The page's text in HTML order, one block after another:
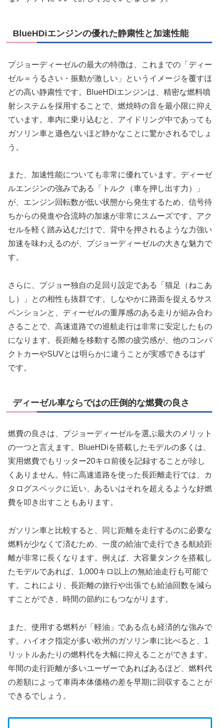
BlueHDiエンジンの優れた静粛性と加速性能
プジョーディーゼルの最大の特徴は、これまでの「ディー
ゼル＝うるさい・振動が激しい」というイメージを覆すほ
どの高い静粛性です。BlueHDiエンジンは、精密な燃料噴
射システムを採用することで、燃焼時の音を最小限に抑え
ています。車内に乗り込むと、アイドリング中であっても
ガソリン車と遜色ないほど静かなことに驚かされるでしょ
う。
また、加速性能についても非常に優れています。ディーゼ
ルエンジンの強みである「トルク（車を押し出す力）」
が、エンジン回転数が低い状態から発生するため、信号待
ちからの発進や合流時の加速が非常にスムーズです。アク
セルを軽く踏み込むだけで、背中を押されるような力強い
加速を味わえるのが、プジョーディーゼルの大きな魅力で
す。
さらに、プジョー独自の足回り設定である「猫足（ねこあ
し）」との相性も抜群です。しなやかに路面を捉えるサス
ペンションと、ディーゼルの重厚感のある走りが組み合わ
さることで、高速道路での巡航走行は非常に安定したもの
になります。長距離を移動する際の疲労感が、他のコンパ
クトカーやSUVとは明らかに違うことが実感できるはず
です。
ディーゼル車ならではの圧倒的な燃費の良さ
燃費の良さは、プジョーディーゼルを選ぶ最大のメリット
の一つと言えます。BlueHDiを搭載したモデルの多くは、
実用燃費でもリッター20キロ前後を記録することが珍し
くありません。特に高速道路を使った長距離走行では、カ
タログスペックに近い、あるいはそれを超えるような好燃
費を叩き出すこともあります。
ガソリン車と比較すると、同じ距離を走行するのに必要な
燃料が少なくて済むため、一度の給油で走行できる航続距
離が非常に長くなります。例えば、大容量タンクを搭載し
たモデルであれば、1,000キロ以上の無給油走行も可能で
す。これにより、長距離の旅行や出張でも給油回数を減ら
すことができ、時間の節約にもつながります。
また、使用する燃料が「軽油」である点も経済的な強みで
す。ハイオク指定が多い欧州のガソリン車に比べると、1
リットルあたりの燃料代を大幅に抑えることができます。
年間の走行距離が多いユーザーであればあるほど、燃料代
の差額によって車両本体価格の差を早期に回収することが
できるでしょう。